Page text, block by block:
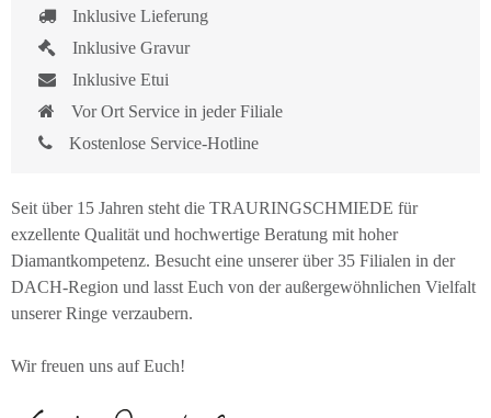
Inklusive Lieferung
Inklusive Gravur
Inklusive Etui
Vor Ort Service in jeder Filiale
Kostenlose Service-Hotline
Seit über 15 Jahren steht die TRAURINGSCHMIEDE für
exzellente Qualität und hochwertige Beratung mit hoher
Diamantkompetenz. Besucht eine unserer über 35 Filialen in der
DACH-Region und lasst Euch von der außergewöhnlichen Vielfalt
unserer Ringe verzaubern.
Wir freuen uns auf Euch!